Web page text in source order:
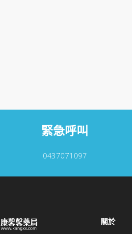
緊急呼叫
0437071097
關於